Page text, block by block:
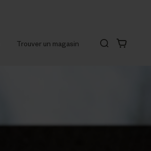
Trouver un magasin